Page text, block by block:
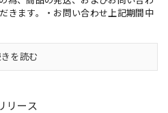
きます。・お問い合わせ上記期間中
を読む
リース